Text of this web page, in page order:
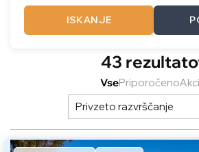
ISKANJE
43
VsePriporočeno
Privzeto razvrščanje